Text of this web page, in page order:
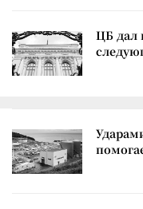
ЦБ дал